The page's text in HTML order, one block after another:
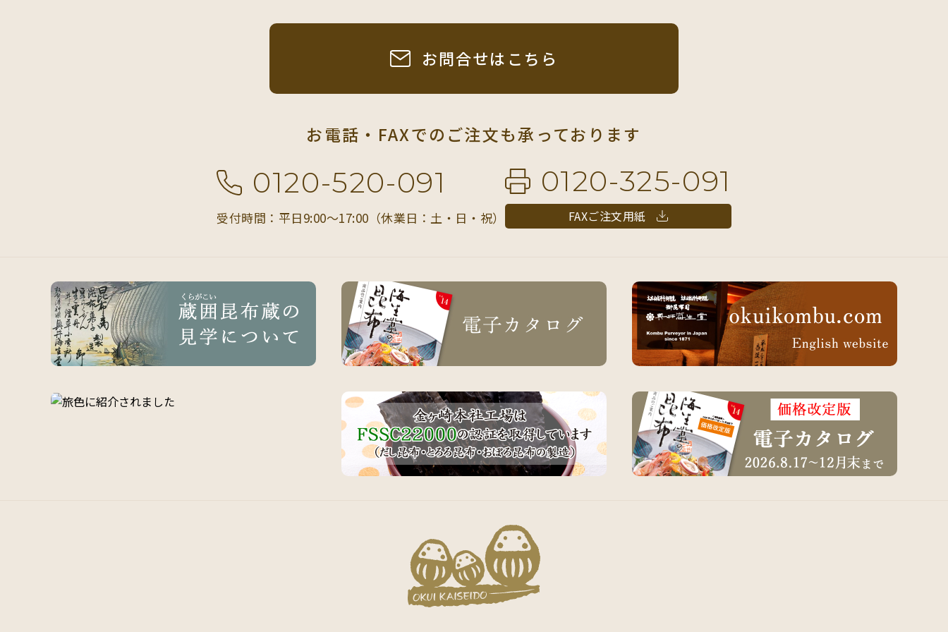
お問合せはこちら
お電話・FAXでの ご注文も承っております
0120-520-091
受付時間：平日9:00〜17:00（休業日：土・日・祝）
0120-325-091
FAXご注文用紙